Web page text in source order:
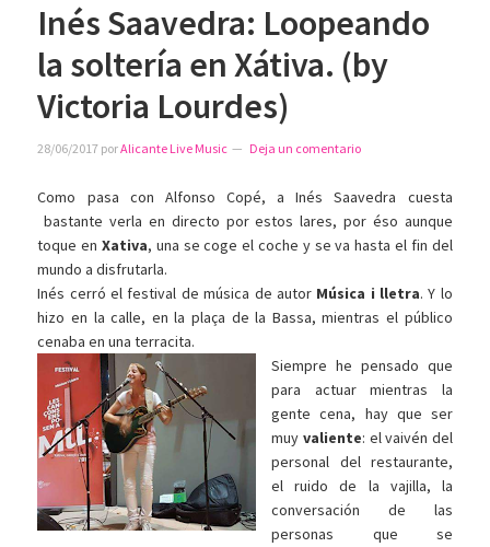
Inés Saavedra: Loopeando
la soltería en Xátiva. (by
Victoria Lourdes)
28/06/2017 porAlicante Live Music Deja un comentario
Como pasa con Alfonso Copé, a Inés Saavedra cuesta
bastante verla en directo por estos lares, por éso aunque
toque en Xativa, una se coge el coche y se va hasta el fin del
mundo a disfrutarla.
Inés cerró el festival de música de autor Música i lletra. Y lo
hizo en la calle, en la plaça de la Bassa, mientras el público
cenaba en una terracita.
Siempre he pensado que
para actuar mientras la
gente cena, hay que ser
muy valiente: el vaivén del
personal del restaurante,
el ruido de la vajilla, la
conversación de las
personas que se